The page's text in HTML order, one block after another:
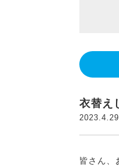
衣替え
2023.4.29
皆さん、